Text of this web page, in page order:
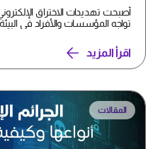
أصبحت تهديدات الاختراق
تواجه المؤسسات والأفراد في
اقرأ المزيد
المقالات